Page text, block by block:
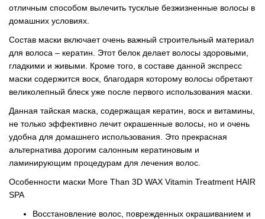
отличным способом вылечить тусклые безжизненные волосы в
домашних условиях.
Состав маски включает очень важный строительный материал
для волоса – кератин. Этот белок делает волосы здоровыми,
гладкими и живыми. Кроме того, в составе данной экспресс
маски содержится воск, благодаря которому волосы обретают
великолепный блеск уже после первого использования маски.
Данная тайская маска, содержащая кератин, воск и витамины,
не только эффективно лечит окрашенные волосы, но и очень
удобна для домашнего использования. Это прекрасная
альтернатива дорогим салонным кератиновым и
ламинирующим процедурам для лечения волос.
Особенности маски More Than 3D WAX Vitamin Treatment HAIR
SPA
Восстановление волос, поврежденных окрашиванием и